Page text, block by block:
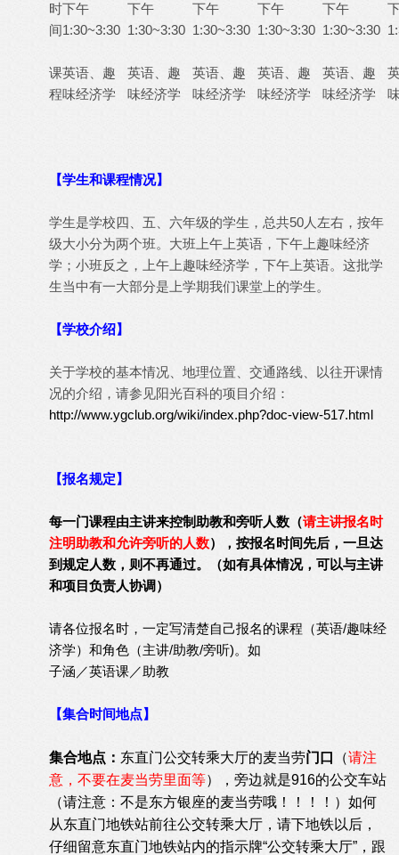
时
间
下午
1:30~3:30
下午
1:30~3:30
下午
1:30~3:30
下午
1:30~3:30
下午
1:30~3:30
课
程
英语、趣
味经济学
英语、趣
味经济学
英语、趣
味经济学
英语、趣
味经济学
英语、趣
味经济学
【学生和课程情况】
学生是学校四、五、六年级的学生，总共50人左右，按年
级大小分为两个班。大班上午上英语，下午上趣味经济
学；小班反之，上午上趣味经济学，下午上英语。这批学
生当中有一大部分是上学期我们课堂上的学生。
【学校介绍】
关于学校的基本情况、地理位置、交通路线、以往开课情
况的介绍，请参见阳光百科的项目介绍：
http://www.ygclub.org/wiki/index.php?doc-view-517.html
【报名规定】
每一门课程由主讲来控制助教和旁听人数（请主讲报名时
注明助教和允许旁听的人数），按报名时间先后，一旦达
到规定人数，则不再通过。（如有具体情况，可以与主讲
和项目负责人协调）
请各位报名时，一定写清楚自己报名的课程（英语/趣味经
济学）和角色（主讲/助教/旁听)。如
子涵／英语课／助教
【集合时间地点】
集合地点： 东直门公交转乘大厅的麦当劳门口 （请注
意，不要在麦当劳里面等），旁边就是916的公交车站
（请注意：不是东方银座的麦当劳哦！！！！）如何
从东直门地铁站前往公交转乘大厅，请下地铁以后，
仔细留意东直门地铁站内的指示牌“公交转乘大厅”，跟